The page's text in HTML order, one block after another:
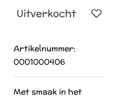
Uitverkocht
Artikelnummer:
0001000406
Met smaak in het